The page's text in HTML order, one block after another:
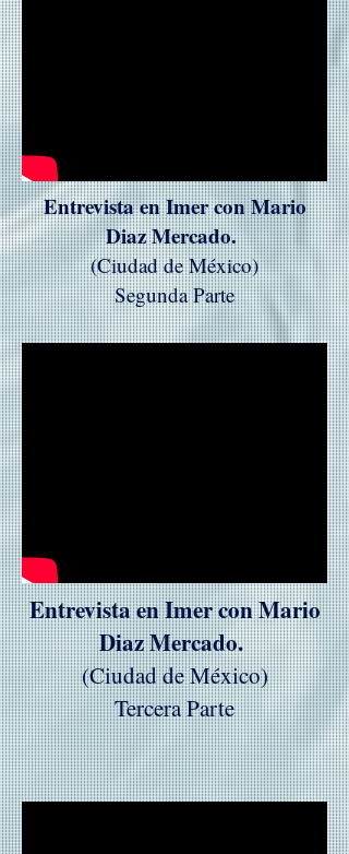
Entrevista en Imer con Mario
Diaz Mercado.
(Ciudad de México)
Segunda Parte
Entrevista en Imer con Mario
Diaz Mercado.
(Ciudad de México)
Tercera Parte